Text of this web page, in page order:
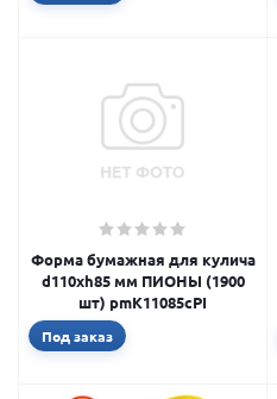
Форма бумажная для кулича
d110xh85 мм ПИОНЫ (1900
шт) pmK11085cPI
Под заказ